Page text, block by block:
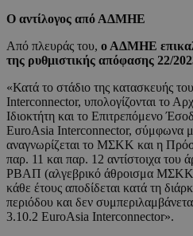
Ο αντίλογος από ΑΔΜΗΕ
Από πλευράς του, ο ΑΔΜΗΕ
της ρυθμιστικής απόφασης 22/
«Κατά το στάδιο της κατασκευής
Interconnector, υπολογίζονται το
Ιδιοκτήτη και το Επιτρεπόμενο
EuroAsia Interconnector, σύμφωνα
αναγνωρίζεται το ΜΣΚΚ και η
παρ. 11 και παρ. 12 αντίστοιχα του
ΡΒΑΠ (αλγεβρικό άθροισμα ΜΣΚΚ
κάθε έτους αποδίδεται κατά τη
περιόδου και δεν
3.10.2 EuroAsia Interconnector».